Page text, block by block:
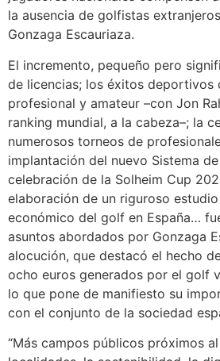
la ausencia de golfistas
Gonzaga Escauriaza.
El incremento, pequeño pero
de licencias; los éxitos deportivos
profesional y amateur –con Jon
ranking mundial, a la cabeza–; la
numerosos torneos de
implantación del nuevo Sistema
celebración de la Solheim Cup
elaboración de un riguroso
económico del golf en España…
asuntos abordados por Gonzaga
alocución, que destacó el hecho
ocho euros generados por el golf
lo que pone de manifiesto su
con el conjunto de la sociedad
“Más campos públicos próximos